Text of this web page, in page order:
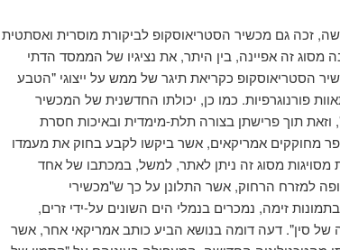
זכה גם מכשיר הסטריאוסקופ לביקורת מוסרית ואסתטית
מסוג זה אפיינה, בין היתר, את נציגיו של הממסד הדתי
הסטריאוסקופ כקריאת תיגר של ממש על ייצוגי "הטבע
פורנוגרפיות. כמו כן, יכולתו החדשנית של המכשיר
וזאת תוך פרישתן בצורה תלת-מימדית ובאיכות חסרת
מחוקקים אמריקאים, אשר ביקשו לקבע בחוק את מעמדו
מסויגות מסוג זה ניתן לאתר, למשל, במכתבו של אחד
למזרח הרחוק, אשר התלונן על כך ש"מכשירי
זימה, נמכרים בנמלי הים השונים על-ידי זרים,
של סין". דעה דומה בנושא הביע כותב אמריקאי אחר, אשר